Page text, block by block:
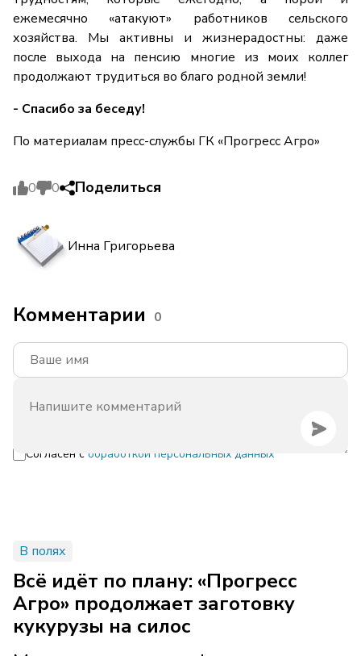
ежемесячно «атакуют» работников сельского
хозяйства. Мы активны и жизнерадостны: даже
после выхода на пенсию многие из моих коллег
продолжают трудиться во благо родной земли!
- Спасибо за беседу!
По материалам пресс-службы ГК «Прогресс Агро»
0 0 Поделиться
Инна Григорьева
Комментарии 0
Согласен с обработкой персональных данных
В полях
Всё идёт по плану: «Прогресс
Агро» продолжает заготовку
кукурузы на силос